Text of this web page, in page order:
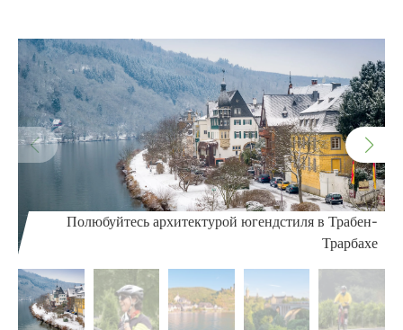
Полюбуйтесь архитектурой югендстиля в Трабен-
Трарбахе